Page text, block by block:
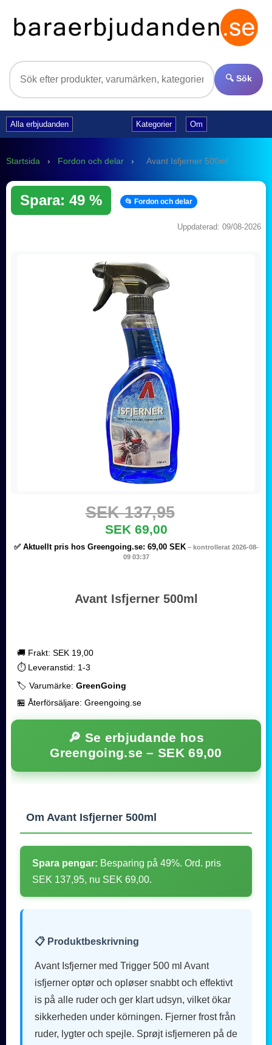
🔍 Sök
Alla erbjudanden Kategorier Om
Startsida › Fordon och delar › Avant Isfjerner 500ml
Spara: 49 % 📂 Fordon och delar
Uppdaterad: 09/08-2026
SEK 137,95
SEK 69,00
✅ Aktuellt pris hos Greengoing.se: 69,00 SEK– kontrollerat 2026-08-
09 03:37
Avant Isfjerner 500ml
🚚 Frakt: SEK 19,00
⏱️ Leveranstid: 1-3
🏷️ Varumärke: GreenGoing
🏪 Återförsäljare: Greengoing.se
🔎 Se erbjudande hos
Greengoing.se –SEK 69,00
Om Avant Isfjerner 500ml
Spara pengar: Besparing på 49%. Ord. pris
SEK 137,95, nu SEK 69,00.
📋 Produktbeskrivning
Avant Isfjerner med Trigger 500 ml Avant
isfjerner optør och opløser snabbt och effektivt
is på alle ruder och ger klart udsyn, vilket ökar
sikkerheden under körningen. Fjerner frost från
ruder, lygter och spejle. Sprøjt isfjerneren på de